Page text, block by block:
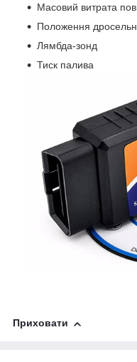
Масовий витрата
Положення
Лямбда-зонд
Тиск палива
Приховати